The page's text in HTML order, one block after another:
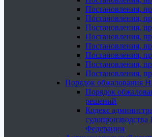
Постановления,
Постановления,
Постановления,
Постановления,
Постановления,
Постановления,
Постановления,
Постановления,
Порядок обжалования
Порядок
решений
Кодекс
судопроизводства
Федерации